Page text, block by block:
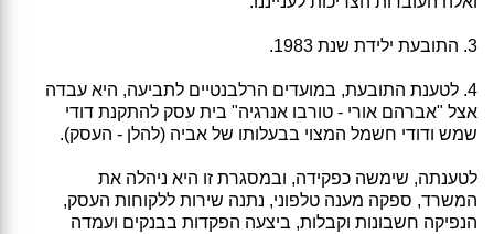
3. התובעת ילידת שנת 1983.
4. לטענת התובעת, במועדים הרלבנטיים לתביעה, היא עבדה
אצל "אברהם אורי - טורבו אנרגיה" בית עסק להתקנת דודי
שמש ודודי חשמל המצוי בבעלותו של אביה (להלן - העסק).
לטענתה, שימשה כפקידה, ובמסגרת זו היא ניהלה את
המשרד, ספקה מענה טלפוני, נתנה שירות ללקוחות העסק,
הנפיקה חשבונות וקבלות, ביצעה הפקדות בבנקים ועמדה